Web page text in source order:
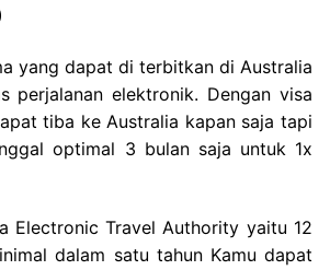
yang dapat di terbitkan di Australia
perjalanan elektronik. Dengan visa
tiba ke Australia kapan saja tapi
optimal 3 bulan saja untuk 1x
Electronic Travel Authority yaitu 12
dalam satu tahun Kamu dapat